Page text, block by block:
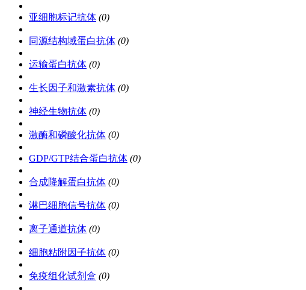
亚细胞标记抗体 (0)
同源结构域蛋白抗体 (0)
运输蛋白抗体 (0)
生长因子和激素抗体 (0)
神经生物抗体 (0)
激酶和磷酸化抗体 (0)
GDP/GTP结合蛋白抗体 (0)
合成降解蛋白抗体 (0)
淋巴细胞信号抗体 (0)
离子通道抗体 (0)
细胞粘附因子抗体 (0)
免疫组化试剂盒 (0)